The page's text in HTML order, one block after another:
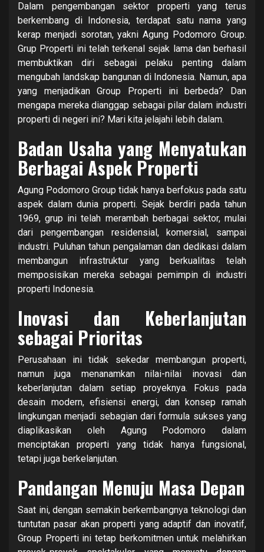
Dalam pengembangan sektor properti yang terus
berkembang di Indonesia, terdapat satu nama yang
kerap menjadi sorotan, yakni Agung Podomoro Group.
Grup Properti ini telah terkenal sejak lama dan berhasil
membuktikan diri sebagai pelaku penting dalam
mengubah landskap bangunan di Indonesia. Namun, apa
yang menjadikan Group Properti ini berbeda? Dan
mengapa mereka dianggap sebagai pilar dalam industri
properti di negeri ini? Mari kita jelajahi lebih dalam.
Badan Usaha yang Menyatukan
Berbagai Aspek Properti
Agung Podomoro Group tidak hanya berfokus pada satu
aspek dalam dunia properti. Sejak berdiri pada tahun
1969, grup ini telah merambah berbagai sektor, mulai
dari pengembangan residensial, komersial, sampai
industri. Puluhan tahun pengalaman dan dedikasi dalam
membangun infrastruktur yang berkualitas telah
memposisikan mereka sebagai pemimpin di industri
properti Indonesia.
Inovasi dan Keberlanjutan
sebagai Prioritas
Perusahaan ini tidak sekedar membangun properti,
namun juga menanamkan nilai-nilai inovasi dan
keberlanjutan dalam setiap proyeknya. Fokus pada
desain modern, efisiensi energi, dan konsep ramah
lingkungan menjadi sebagian dari formula sukses yang
diaplikasikan oleh Agung Podomoro dalam
menciptakan properti yang tidak hanya fungsional,
tetapi juga berkelanjutan.
Pandangan Menuju Masa Depan
Saat ini, dengan semakin berkembangnya teknologi dan
tuntutan pasar akan properti yang adaptif dan inovatif,
Group Properti ini tetap berkomitmen untuk melahirkan